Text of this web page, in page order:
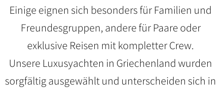
Einige eignen sich besonders für Familien und
Freundesgruppen, andere für Paare oder
exklusive Reisen mit kompletter Crew.
Unsere Luxusyachten in Griechenland wurden
sorgfältig ausgewählt und unterscheiden sich in